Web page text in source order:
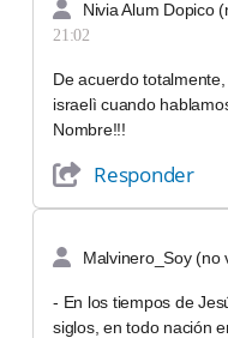
Nivia Alum Dopico
21:02
De acuerdo
israelì cuando
Nombre!!!
Responder
Malvinero_Soy (no
- En los tiempos de
siglos, en todo nación